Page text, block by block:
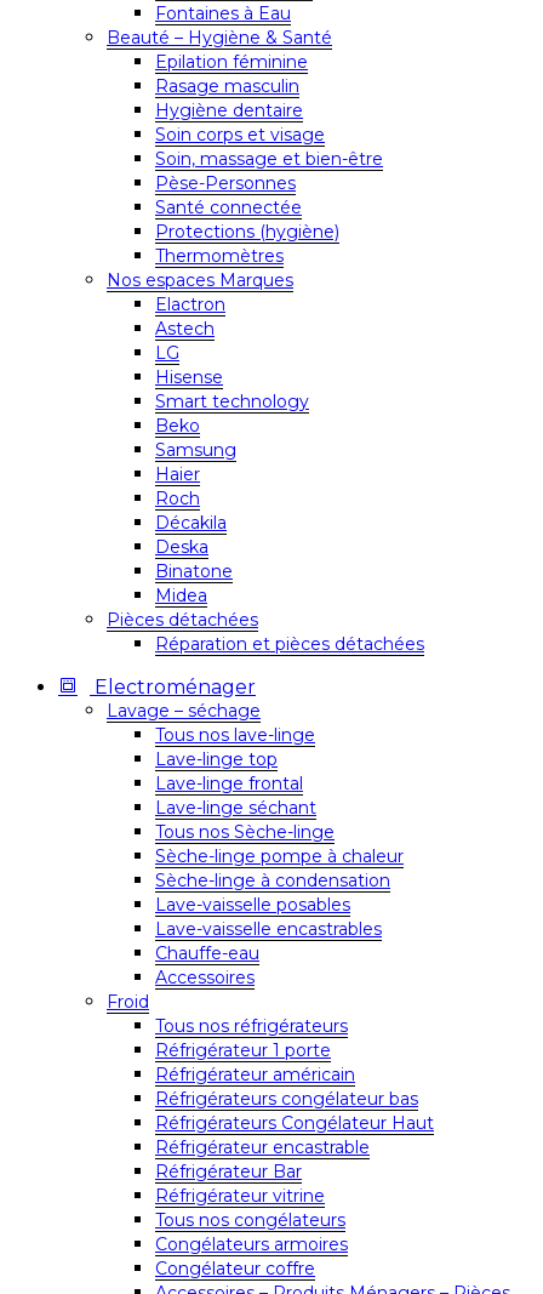
Fontaines à Eau
Beauté – Hygiène & Santé
Epilation féminine
Rasage masculin
Hygiène dentaire
Soin corps et visage
Soin, massage et bien-être
Pèse-Personnes
Santé connectée
Protections (hygiène)
Thermomètres
Nos espaces Marques
Elactron
Astech
LG
Hisense
Smart technology
Beko
Samsung
Haier
Roch
Décakila
Deska
Binatone
Midea
Pièces détachées
Réparation et pièces détachées
Electroménager
Lavage – séchage
Tous nos lave-linge
Lave-linge top
Lave-linge frontal
Lave-linge séchant
Tous nos Sèche-linge
Sèche-linge pompe à chaleur
Sèche-linge à condensation
Lave-vaisselle posables
Lave-vaisselle encastrables
Chauffe-eau
Accessoires
Froid
Tous nos réfrigérateurs
Réfrigérateur 1 porte
Réfrigérateur américain
Réfrigérateurs congélateur bas
Réfrigérateurs Congélateur Haut
Réfrigérateur encastrable
Réfrigérateur Bar
Réfrigérateur vitrine
Tous nos congélateurs
Congélateurs armoires
Congélateur coffre